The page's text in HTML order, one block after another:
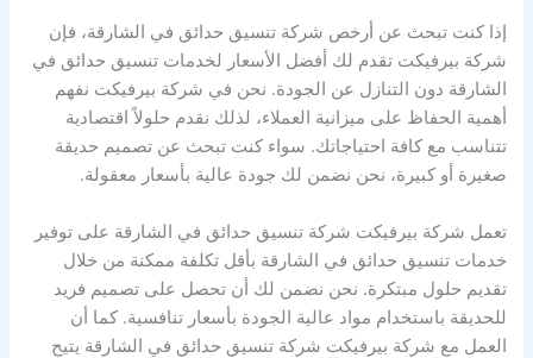
إذا كنت تبحث عن أرخص شركة تنسيق حدائق في الشارقة، فإن
شركة بيرفيكت تقدم لك أفضل الأسعار لخدمات تنسيق حدائق في
الشارقة دون التنازل عن الجودة. نحن في شركة بيرفيكت نفهم
أهمية الحفاظ على ميزانية العملاء، لذلك نقدم حلولاً اقتصادية
تتناسب مع كافة احتياجاتك. سواء كنت تبحث عن تصميم حديقة
صغيرة أو كبيرة، نحن نضمن لك جودة عالية بأسعار معقولة.
تعمل شركة بيرفيكت شركة تنسيق حدائق في الشارقة على توفير
خدمات تنسيق حدائق في الشارقة بأقل تكلفة ممكنة من خلال
تقديم حلول مبتكرة. نحن نضمن لك أن تحصل على تصميم فريد
للحديقة باستخدام مواد عالية الجودة بأسعار تنافسية. كما أن
العمل مع شركة بيرفيكت شركة تنسيق حدائق في الشارقة يتيح